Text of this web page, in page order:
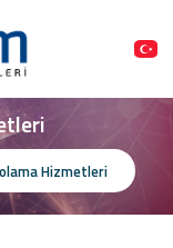
Hizmetleri